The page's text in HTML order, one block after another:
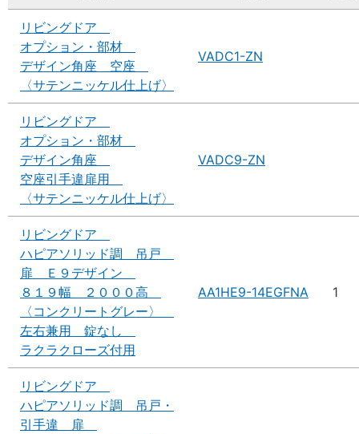
リビングドア
オプション・部材
デザイン角座 空座
〈サテンニッケル仕上げ〉
VADC1-ZN
リビングドア
オプション・部材
デザイン角座
空座引手違扉用
〈サテンニッケル仕上げ〉
VADC9-ZN
リビングドア
ハピアソリッド調 吊戸
扉 Ｅ９デザイン
８１９幅 ２０００高
〈コンクリートグレー〉
左右兼用 錠なし
ラクラクローズ付用
AA1HE9-14EGFNA 1
リビングドア
ハピアソリッド調 吊戸・
引手違 扉